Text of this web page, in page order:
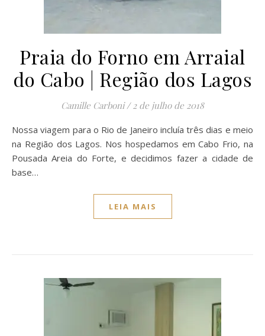
Praia do Forno em Arraial
do Cabo | Região dos Lagos
Camille Carboni / 2 de julho de 2018
Nossa viagem para o Rio de Janeiro incluía três dias e meio
na Região dos Lagos. Nos hospedamos em Cabo Frio, na
Pousada Areia do Forte, e decidimos fazer a cidade de
base…
LEIA MAIS